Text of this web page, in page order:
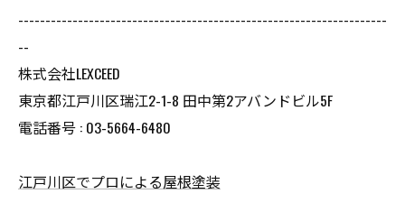
--------------------------------------------------------------------
--
株式会社LEXCEED
東京都江戸川区瑞江2-1-8 田中第2アバンドビル5F
電話番号 : 03-5664-6480
江戸川区でプロによる屋根塗装